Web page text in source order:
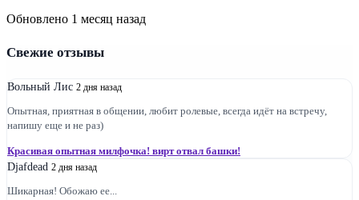
Обновлено 1 месяц назад
Свежие отзывы
Вольный Лис 2 дня назад
Опытная, приятная в общении, любит ролевые, всегда идёт на встречу,
напишу еще и не раз)
Красивая опытная милфочка! вирт отвал башки!
Djafdead 2 дня назад
Шикарная! Обожаю ее...